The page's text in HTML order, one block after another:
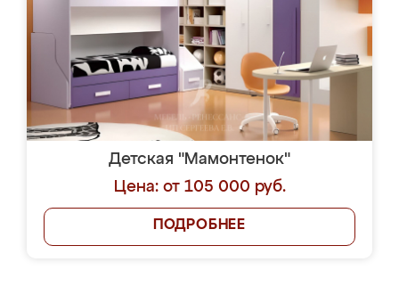
Детская "Мамонтенок"
Цена: от 105 000 руб.
ПОДРОБНЕЕ